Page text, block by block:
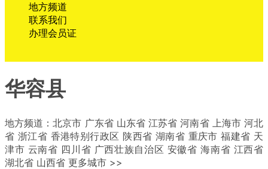
地方频道
联系我们
办理会员证
华容县
地方频道：北京市 广东省 山东省 江苏省 河南省 上海市 河北
省 浙江省 香港特别行政区 陕西省 湖南省 重庆市 福建省 天
津市 云南省 四川省 广西壮族自治区 安徽省 海南省 江西省
湖北省 山西省 更多城市 >>